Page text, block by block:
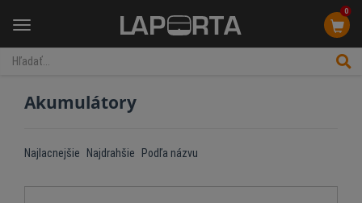
Menu
0
Akumulátory
Najlacnejšie Najdrahšie Podľa názvu